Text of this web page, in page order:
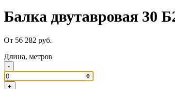
Балка двутавровая
От 56 282 руб.
Длина, метров
-
+